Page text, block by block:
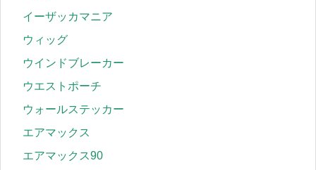
イーザッカマニア
ウィッグ
ウインドブレーカー
ウエストポーチ
ウォールステッカー
エアマックス
エアマックス90